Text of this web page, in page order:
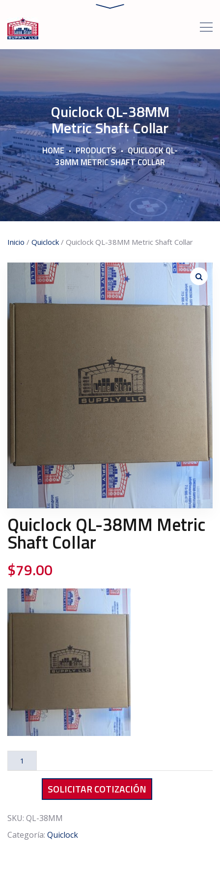
Quiclock QL-38MM
Metric Shaft Collar
HOME PRODUCTS
QUICLOCK QL-
38MM METRIC SHAFT COLLAR
Inicio / Quiclock / Quiclock QL-38MM Metric Shaft Collar
Quiclock QL-38MM Metric
Shaft Collar
$79.00
Quiclock
Collar
SOLICITAR COTIZACIÓN
SKU: QL-38MM
Categoría: Quiclock